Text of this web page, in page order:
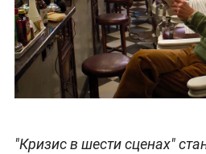
"Кризис в шести сценах"